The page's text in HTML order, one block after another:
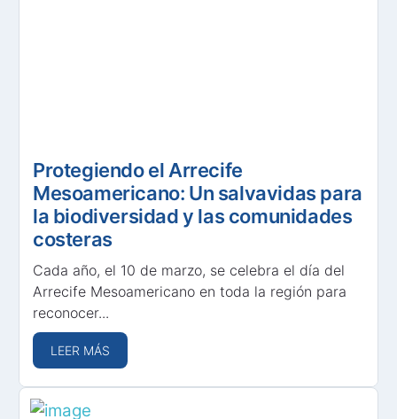
Protegiendo el Arrecife
Mesoamericano: Un salvavidas para
la biodiversidad y las comunidades
costeras
Cada año, el 10 de marzo, se celebra el día del
Arrecife Mesoamericano en toda la región para
reconocer...
LEER MÁS